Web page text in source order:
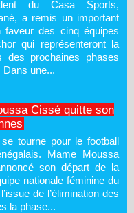
du Casa Sports,
a remis un important
faveur des cinq équipes
qui représenteront la
des prochaines phases
Dans une...
Cissé quitte son
tourne pour le football
Mame Moussa
son départ de la
nationale féminine du
de l’élimination des
la phase...